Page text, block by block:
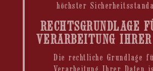
höchster
RECHTSGRUNDLAGE
VERARBEITUNG
Die rechtliche Grundlage